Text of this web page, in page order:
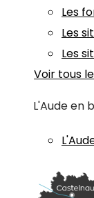
Les
Les
Les
Voir tous
L'Aude en